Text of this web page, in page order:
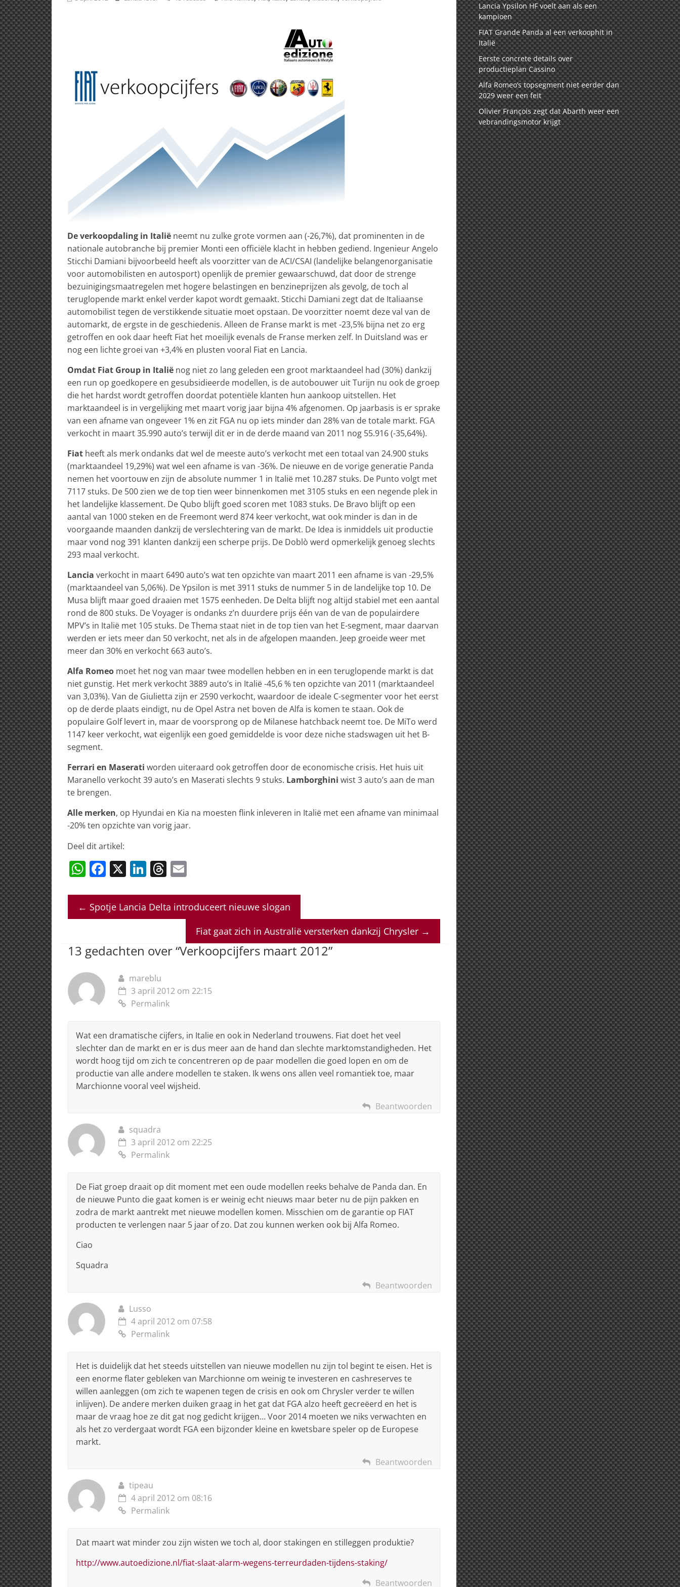
De verkoopdaling in Italië neemt nu zulke grote vormen aan (-26,7%), dat prominenten in de
nationale autobranche bij premier Monti een officiële klacht in hebben gediend. Ingenieur Angelo
Sticchi Damiani bijvoorbeeld heeft als voorzitter van de ACI/CSAI (landelijke belangenorganisatie
voor automobilisten en autosport) openlijk de premier gewaarschuwd, dat door de strenge
bezuinigingsmaatregelen met hogere belastingen en benzineprijzen als gevolg, de toch al
teruglopende markt enkel verder kapot wordt gemaakt. Sticchi Damiani zegt dat de Italiaanse
automobilist tegen de verstikkende situatie moet opstaan. De voorzitter noemt deze val van de
automarkt, de ergste in de geschiedenis. Alleen de Franse markt is met -23,5% bijna net zo erg
getroffen en ook daar heeft Fiat het moeilijk evenals de Franse merken zelf. In Duitsland was er
nog een lichte groei van +3,4% en plusten vooral Fiat en Lancia.
Omdat Fiat Group in Italië nog niet zo lang geleden een groot marktaandeel had (30%) dankzij
een run op goedkopere en gesubsidieerde modellen, is de autobouwer uit Turijn nu ook de groep
die het hardst wordt getroffen doordat potentiële klanten hun aankoop uitstellen. Het
marktaandeel is in vergelijking met maart vorig jaar bijna 4% afgenomen. Op jaarbasis is er sprake
van een afname van ongeveer 1% en zit FGA nu op iets minder dan 28% van de totale markt. FGA
verkocht in maart 35.990 auto’s terwijl dit er in de derde maand van 2011 nog 55.916 (-35,64%).
Fiat heeft als merk ondanks dat wel de meeste auto’s verkocht met een totaal van 24.900 stuks
(marktaandeel 19,29%) wat wel een afname is van -36%. De nieuwe en de vorige generatie Panda
nemen het voortouw en zijn de absolute nummer 1 in Italië met 10.287 stuks. De Punto volgt met
7117 stuks. De 500 zien we de top tien weer binnenkomen met 3105 stuks en een negende plek in
het landelijke klassement. De Qubo blijft goed scoren met 1083 stuks. De Bravo blijft op een
aantal van 1000 steken en de Freemont werd 874 keer verkocht, wat ook minder is dan in de
voorgaande maanden dankzij de verslechtering van de markt. De Idea is inmiddels uit productie
maar vond nog 391 klanten dankzij een scherpe prijs. De Doblò werd opmerkelijk genoeg slechts
293 maal verkocht.
Lancia verkocht in maart 6490 auto’s wat ten opzichte van maart 2011 een afname is van -29,5%
(marktaandeel van 5,06%). De Ypsilon is met 3911 stuks de nummer 5 in de landelijke top 10. De
Musa blijft maar goed draaien met 1575 eenheden. De Delta blijft nog altijd stabiel met een aantal
rond de 800 stuks. De Voyager is ondanks z’n duurdere prijs één van de van de populairdere
MPV’s in Italië met 105 stuks. De Thema staat niet in de top tien van het E-segment, maar daarvan
werden er iets meer dan 50 verkocht, net als in de afgelopen maanden. Jeep groeide weer met
meer dan 30% en verkocht 663 auto’s.
Alfa Romeo moet het nog van maar twee modellen hebben en in een teruglopende markt is dat
niet gunstig. Het merk verkocht 3889 auto’s in Italië -45,6 % ten opzichte van 2011 (marktaandeel
van 3,03%). Van de Giulietta zijn er 2590 verkocht, waardoor de ideale C-segmenter voor het eerst
op de derde plaats eindigt, nu de Opel Astra net boven de Alfa is komen te staan. Ook de
populaire Golf levert in, maar de voorsprong op de Milanese hatchback neemt toe. De MiTo werd
1147 keer verkocht, wat eigenlijk een goed gemiddelde is voor deze niche stadswagen uit het B-
segment.
Ferrari en Maserati worden uiteraard ook getroffen door de economische crisis. Het huis uit
Maranello verkocht 39 auto’s en Maserati slechts 9 stuks. Lamborghini wist 3 auto’s aan de man
te brengen.
Alle merken, op Hyundai en Kia na moesten flink inleveren in Italië met een afname van minimaal
-20% ten opzichte van vorig jaar.
Deel dit artikel:
W
at
s
p
p
F
c
e
o
X Li
k
e
n
T
re
a
s
ai
l
← Spotje Lancia Delta introduceert nieuwe slogan
Fiat gaat zich in Australië versterken dankzij Chrysler →
13 gedachten over “Verkoopcijfers maart 2012”
mareblu
3 april 2012 om 22:15
Permalink
Wat een dramatische cijfers, in Italie en ook in Nederland trouwens. Fiat doet het veel
slechter dan de markt en er is dus meer aan de hand dan slechte marktomstandigheden. Het
wordt hoog tijd om zich te concentreren op de paar modellen die goed lopen en om de
productie van alle andere modellen te staken. Ik wens ons allen veel romantiek toe, maar
Marchionne vooral veel wijsheid.
Beantwoorden
squadra
3 april 2012 om 22:25
Permalink
De Fiat groep draait op dit moment met een oude modellen reeks behalve de Panda dan. En
de nieuwe Punto die gaat komen is er weinig echt nieuws maar beter nu de pijn pakken en
zodra de markt aantrekt met nieuwe modellen komen. Misschien om de garantie op FIAT
producten te verlengen naar 5 jaar of zo. Dat zou kunnen werken ook bij Alfa Romeo.
Ciao
Squadra
Beantwoorden
Lusso
4 april 2012 om 07:58
Permalink
Het is duidelijk dat het steeds uitstellen van nieuwe modellen nu zijn tol begint te eisen. Het is
een enorme flater gebleken van Marchionne om weinig te investeren en cashreserves te
willen aanleggen (om zich te wapenen tegen de crisis en ook om Chrysler verder te willen
inlijven). De andere merken duiken graag in het gat dat FGA alzo heeft gecreëerd en het is
maar de vraag hoe ze dit gat nog gedicht krijgen… Voor 2014 moeten we niks verwachten en
als het zo verdergaat wordt FGA een bijzonder kleine en kwetsbare speler op de Europese
markt.
Beantwoorden
tipeau
4 april 2012 om 08:16
Permalink
Dat maart wat minder zou zijn wisten we toch al, door stakingen en stilleggen produktie?
http://www.autoedizione.nl/fiat-slaat-alarm-wegens-terreurdaden-tijdens-staking/
Beantwoorden
Lancia Ypsilon HF voelt aan als een
kampioen
FIAT Grande Panda al een verkoophit in
Italië
Eerste concrete details over
productieplan Cassino
Alfa Romeo’s topsegment niet eerder dan
2029 weer een feit
Olivier François zegt dat Abarth weer een
vebrandingsmotor krijgt